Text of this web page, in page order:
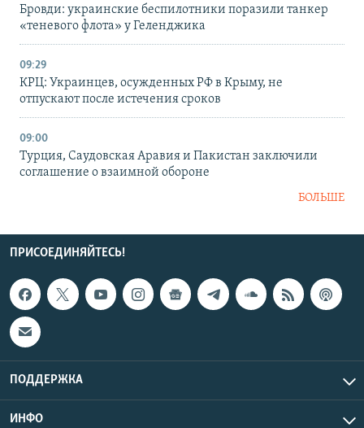
Бровди: украинские беспилотники поразили танкер
«теневого флота» у Геленджика
09:29
КРЦ: Украинцев, осужденных РФ в Крыму, не
отпускают после истечения сроков
09:00
Турция, Саудовская Аравия и Пакистан заключили
соглашение о взаимной обороне
БОЛЬШЕ
ПРИСОЕДИНЯЙТЕСЬ!
ПОДДЕРЖКА
ИНФО